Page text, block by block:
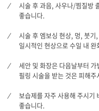
시술 후 과음, 사우나/찜질방
좋습니다.
시술 후 엠보싱 현상, 멍, 붓
일시적인 현상으로 수일 내 완
세안 및 화장은 다음날부터
필링 시술을 받는 것은 피해
보습제를 자주 사용해 주시기
좋습니다.